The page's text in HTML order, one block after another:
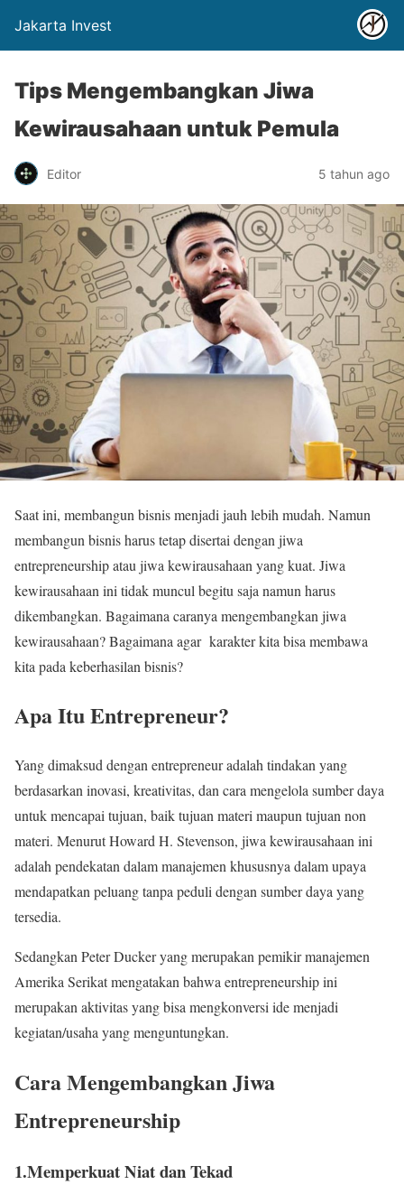
Jakarta Invest
Tips Mengembangkan Jiwa
Kewirausahaan untuk Pemula
Editor 5 tahun ago
Saat ini, membangun bisnis menjadi jauh lebih mudah. Namun
membangun bisnis harus tetap disertai dengan jiwa
entrepreneurship atau jiwa kewirausahaan yang kuat. Jiwa
kewirausahaan ini tidak muncul begitu saja namun harus
dikembangkan. Bagaimana caranya mengembangkan jiwa
kewirausahaan? Bagaimana agar karakter kita bisa membawa
kita pada keberhasilan bisnis?
Apa Itu Entrepreneur?
Yang dimaksud dengan entrepreneur adalah tindakan yang
berdasarkan inovasi, kreativitas, dan cara mengelola sumber daya
untuk mencapai tujuan, baik tujuan materi maupun tujuan non
materi. Menurut Howard H. Stevenson, jiwa kewirausahaan ini
adalah pendekatan dalam manajemen khususnya dalam upaya
mendapatkan peluang tanpa peduli dengan sumber daya yang
tersedia.
Sedangkan Peter Ducker yang merupakan pemikir manajemen
Amerika Serikat mengatakan bahwa entrepreneurship ini
merupakan aktivitas yang bisa mengkonversi ide menjadi
kegiatan/usaha yang menguntungkan.
Cara Mengembangkan Jiwa
Entrepreneurship
1.Memperkuat Niat dan Tekad